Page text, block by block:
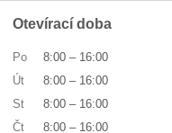
Otevírací doba
Po 8:00 – 16:00
Út
8:00 – 16:00
St
8:00 – 16:00
Čt
8:00 – 16:00